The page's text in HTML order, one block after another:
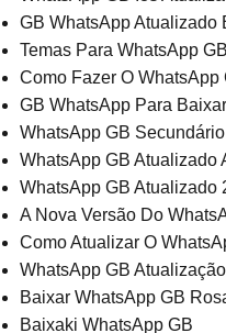
GB WhatsApp Atualizado
Temas Para WhatsApp
Como Fazer O WhatsApp
GB WhatsApp Para Baixar
WhatsApp GB
WhatsApp GB Atualizado
WhatsApp GB Atualizado
A Nova Versão Do
Como Atualizar O
WhatsApp GB Atualização
Baixar WhatsApp GB
Baixaki WhatsApp GB